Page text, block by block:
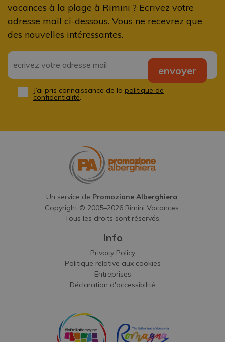
vacances à la plage à Rimini ? Ecrivez votre
adresse mail ci-dessous. Vous ne recevrez que
des nouvelles intéressantes.
Email
Privacy*
J’ai pris connaissance de la politique de
confidentialité.
envoyer
Un service de Promozione Alberghiera.
Copyright © 2005–2026 Rimini Vacances.
Tous les droits sont réservés.
Info
Privacy Policy
Politique relative aux cookies
Entreprises
Déclaration d'accessibilité